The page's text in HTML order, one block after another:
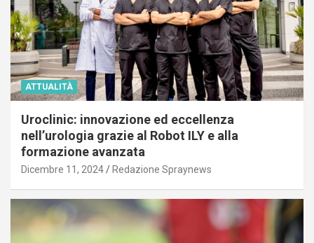
ATTUALITÀ
Uroclinic: innovazione ed eccellenza
nell’urologia grazie al Robot ILY e alla
formazione avanzata
Dicembre 11, 2024 Redazione Spraynews